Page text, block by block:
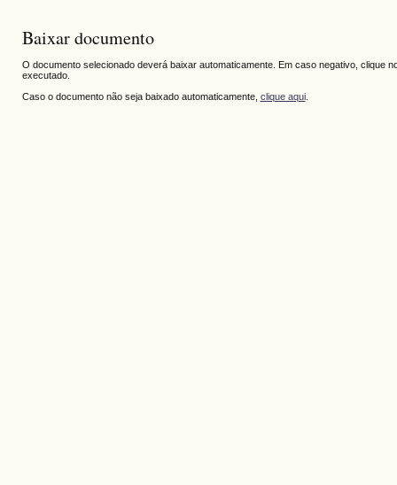
Baixar documento
O documento selecionado deverá baixar automaticamente. Em caso negativo, clique
executado.
Caso o documento não seja baixado automaticamente, clique aqui.